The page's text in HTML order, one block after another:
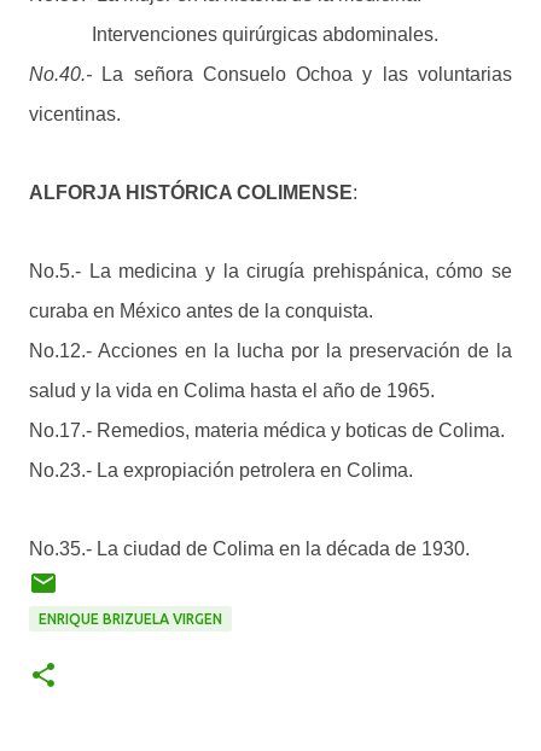
Intervenciones quirúrgicas abdominales.
No.40.-
La señora Consuelo Ochoa y las voluntarias
vicentinas.
ALFORJA HISTÓRICA COLIMENSE:
No.5.- La medicina y la cirugía prehispánica, cómo se
curaba en México antes de la conquista.
No.12.- Acciones en la lucha por la preservación de la
salud y la vida en Colima hasta el año de 1965.
No.17.- Remedios, materia médica y boticas de Colima.
No.23.- La expropiación petrolera en Colima.
No.35.- La ciudad de Colima en la década de 1930.
ENRIQUE BRIZUELA VIRGEN